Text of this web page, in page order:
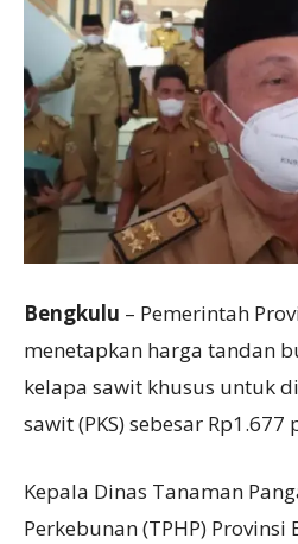
Bengkulu – Pemerintah
menetapkan harga tandan
kelapa sawit khusus untuk
sawit (PKS) sebesar
Kepala Dinas Tanaman
Perkebunan (TPHP) Provinsi